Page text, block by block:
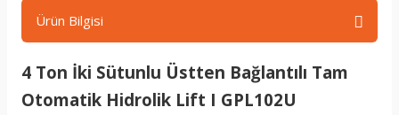
Ürün Bilgisi
4 Ton İki Sütunlu Üstten Bağlantılı Tam
Otomatik Hidrolik Lift I GPL102U